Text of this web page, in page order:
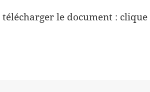
télécharger le document : clique